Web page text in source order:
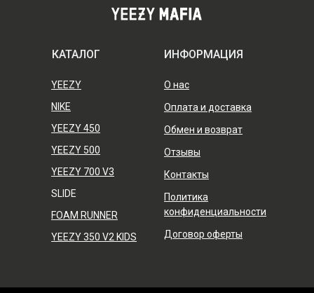
КАТАЛОГ ИНФОРМАЦИЯ
YEEZY
YEEZY 500
SLIDE
YEEZY 700 V3
О нас
Оплата и доставка
Отзывы
Контакты
Политика
конфиденциальности
Договор оферты
YEEZY 350 V2 KIDS
FOAM RUNNER
Обмен и возврат
NIKE
YEEZY 450